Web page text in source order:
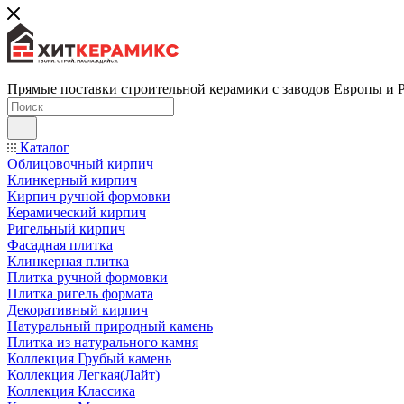
Прямые поставки строительной керамики с заводов Европы и
Каталог
Облицовочный кирпич
Клинкерный кирпич
Кирпич ручной формовки
Керамический кирпич
Ригельный кирпич
Фасадная плитка
Клинкерная плитка
Плитка ручной формовки
Плитка ригель формата
Декоративный кирпич
Натуральный природный камень
Плитка из натурального камня
Коллекция Грубый камень
Коллекция Легкая(Лайт)
Коллекция Классика